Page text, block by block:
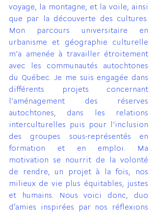
voyage, la montagne, et la voile, ainsi
que par la découverte des cultures.
Mon parcours universitaire en
urbanisme et géographie culturelle
m'a amenée à travailler étroitement
avec les communautés autochtones
du Québec. Je me suis engagée dans
différents projets concernant
l'aménagement des réserves
autochtones, dans les relations
interculturelles puis pour l'inclusion
des groupes sous-représentés en
formation et en emploi. Ma
motivation se nourrit de la volonté
de rendre, un projet à la fois, nos
milieux de vie plus équitables, justes
et humains. Nous voici donc, duo
d’amies inspirées par nos réflexions